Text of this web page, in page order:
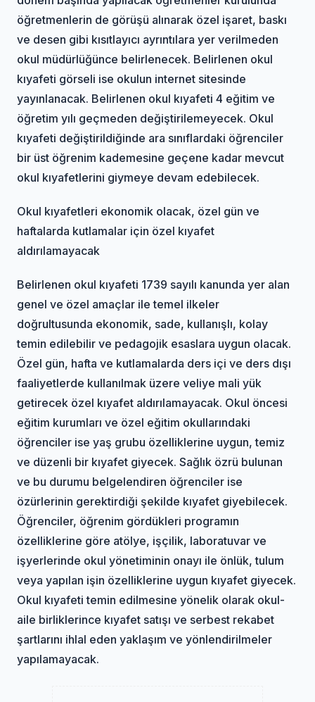
öğretmenlerin de görüşü alınarak özel işaret, baskı
ve desen gibi kısıtlayıcı ayrıntılara yer verilmeden
okul müdürlüğünce belirlenecek. Belirlenen okul
kıyafeti görseli ise okulun internet sitesinde
yayınlanacak. Belirlenen okul kıyafeti 4 eğitim ve
öğretim yılı geçmeden değiştirilemeyecek. Okul
kıyafeti değiştirildiğinde ara sınıflardaki öğrenciler
bir üst öğrenim kademesine geçene kadar mevcut
okul kıyafetlerini giymeye devam edebilecek.
Okul kıyafetleri ekonomik olacak, özel gün ve
haftalarda kutlamalar için özel kıyafet
aldırılamayacak
Belirlenen okul kıyafeti 1739 sayılı kanunda yer alan
genel ve özel amaçlar ile temel ilkeler
doğrultusunda ekonomik, sade, kullanışlı, kolay
temin edilebilir ve pedagojik esaslara uygun olacak.
Özel gün, hafta ve kutlamalarda ders içi ve ders dışı
faaliyetlerde kullanılmak üzere veliye mali yük
getirecek özel kıyafet aldırılamayacak. Okul öncesi
eğitim kurumları ve özel eğitim okullarındaki
öğrenciler ise yaş grubu özelliklerine uygun, temiz
ve düzenli bir kıyafet giyecek. Sağlık özrü bulunan
ve bu durumu belgelendiren öğrenciler ise
özürlerinin gerektirdiği şekilde kıyafet giyebilecek.
Öğrenciler, öğrenim gördükleri programın
özelliklerine göre atölye, işçilik, laboratuvar ve
işyerlerinde okul yönetiminin onayı ile önlük, tulum
veya yapılan işin özelliklerine uygun kıyafet giyecek.
Okul kıyafeti temin edilmesine yönelik olarak okul-
aile birliklerince kıyafet satışı ve serbest rekabet
şartlarını ihlal eden yaklaşım ve yönlendirilmeler
yapılamayacak.